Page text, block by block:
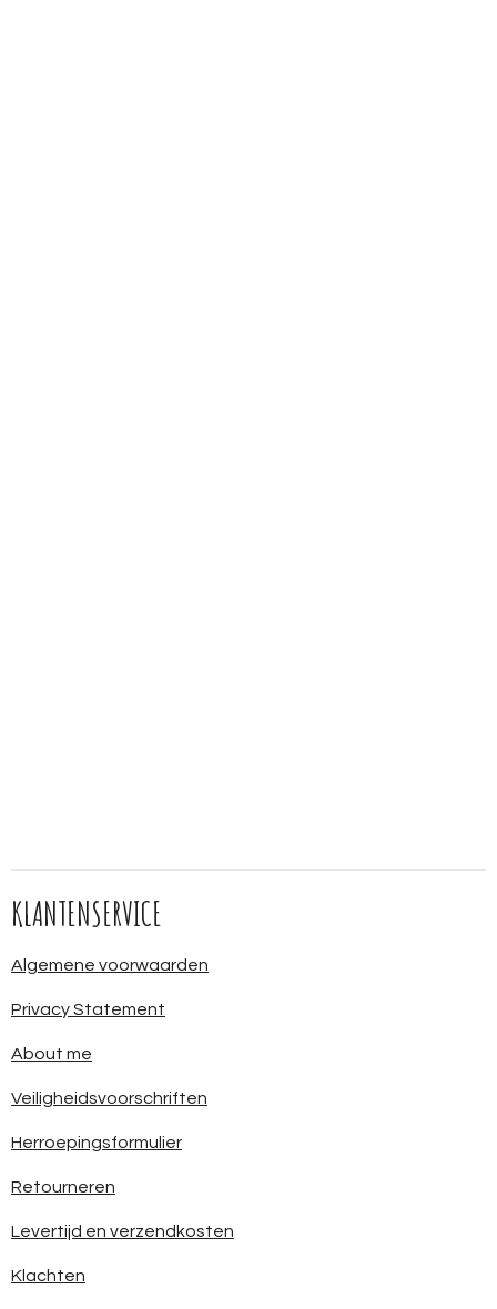
KLANTENSERVICE
Algemene voorwaarden
Privacy Statement
About me
Veiligheidsvoorschriften
Herroepingsformulier
Retourneren
Levertijd en verzendkosten
Klachten